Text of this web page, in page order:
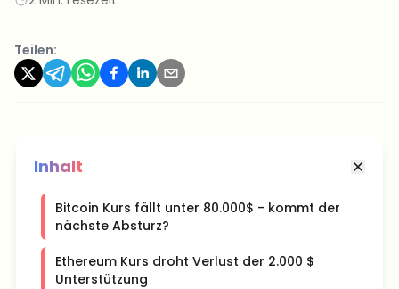
Teilen:
Inhalt
Bitcoin Kurs fällt unter 80.000$ - kommt der
nächste Absturz?
Ethereum Kurs droht Verlust der 2.000 $
Unterstützung